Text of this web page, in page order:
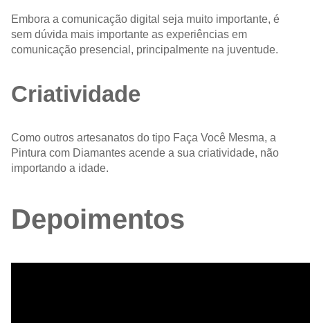
Embora a comunicação digital seja muito importante, é
sem dúvida mais importante as experiências em
comunicação presencial, principalmente na juventude.
Criatividade
Como outros artesanatos do tipo Faça Você Mesma, a
Pintura com Diamantes acende a sua criatividade, não
importando a idade.
Depoimentos